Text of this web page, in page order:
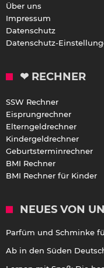
Über uns
Impressum
Datenschutz
Datenschutz-
❤ RECHNER
SSW Rechner
Eisprungrechner
Elterngeldrechner
Kindergeldrechner
Geburtsterminrechner
BMI Rechner
BMI Rechner für Kinder
NEUES VON
Parfüm und Schminke
Ab in den Süden